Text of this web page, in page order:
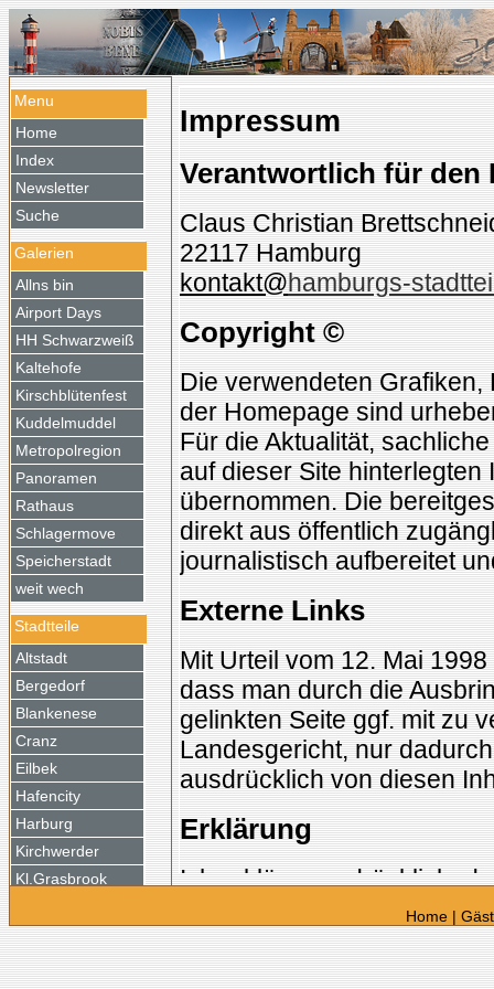
Menu
Home
Index
Newsletter
Suche
Galerien
Allns bin
Airport Days
HH Schwarzweiß
Kaltehofe
Kirschblütenfest
Kuddelmuddel
Metropolregion
Panoramen
Rathaus
Schlagermove
Speicherstadt
weit wech
Stadtteile
Altstadt
Bergedorf
Blankenese
Cranz
Eilbek
Hafencity
Harburg
Kirchwerder
Kl.Grasbrook
Neustadt
Reitbrook
Impressum
Verantwortlich für den
Claus Christian
22117 Hamburg
kontakt@hamburgs-
Copyright ©
Die verwendeten Grafiken,
der Homepage sind
Für die Aktualität,
auf dieser Site
übernommen. Die
direkt aus öffentlich
journalistisch aufbereitet
Externe Links
Mit Urteil vom 12. Mai
dass man durch die
gelinkten Seite ggf. mit zu
Landesgericht, nur
ausdrücklich von diesen
Erklärung
Ich erkläre ausdrücklich,
Gestaltung und die
distanziere ich mich
gelinkten Seiten auf
Home |